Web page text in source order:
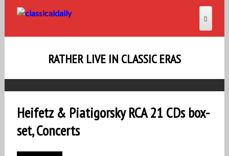
RATHER LIVE IN CLASSIC ERAS
Heifetz & Piatigorsky RCA 21 CDs box-
set, Concerts